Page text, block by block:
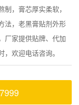
，膏芯厚实柔软，
法，老黑膏贴剂外形
厂家提供贴牌、代加
欢迎电话咨询。